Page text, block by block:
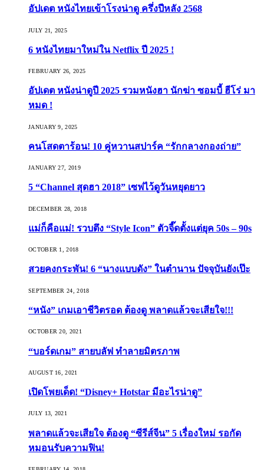
อัปเดต หนังไทยเข้าโรงน่าดู ครึ่งปีหลัง 2568
JULY 21, 2025
6 หนังไทยมาใหม่ใน Netflix ปี 2025 !
FEBRUARY 26, 2025
อัปเดต หนังน่าดูปี 2025 รวมหนังฮา นักฆ่า ซอมบี้ ฮีโร่ มา
หมด !
JANUARY 9, 2025
คนโสดตาร้อน! 10 คู่หวานสปาร์ค “รักกลางกองถ่าย”
JANUARY 27, 2019
5 “Channel สุดฮา 2018” เซฟไว้ดูวันหยุดยาว
DECEMBER 28, 2018
แม่ก็คือแม่! รวบตึง “Style Icon” ตัวจี๊ดตั้งแต่ยุค 50s – 90s
OCTOBER 1, 2018
สวยคงกระพัน! 6 “นางแบบดัง” ในตำนาน ปัจจุบันยังเป๊ะ
SEPTEMBER 24, 2018
“หนัง” เกมเอาชีวิตรอด ต้องดู พลาดแล้วจะเสียใจ!!!
OCTOBER 20, 2021
“บอร์ดเกม” สายบลัฟ ทำลายมิตรภาพ
AUGUST 16, 2021
เปิดโพยเด็ด! “Disney+ Hotstar มีอะไรน่าดู”
JULY 13, 2021
พลาดแล้วจะเสียใจ ต้องดู “ซีรีส์จีน” 5 เรื่องใหม่ รอกัด
หมอนรับความฟิน!